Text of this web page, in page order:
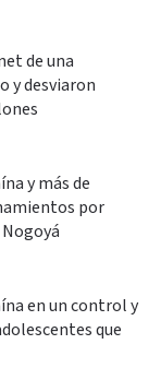
de una
y desviaron
y más de
por
en un control y
que